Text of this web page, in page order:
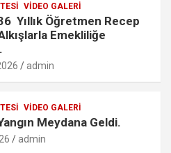
VIDEO GALERI
Yıllık Öğretmen Recep
Emekliliğe
admin
VIDEO GALERI
Meydana Geldi.
admin